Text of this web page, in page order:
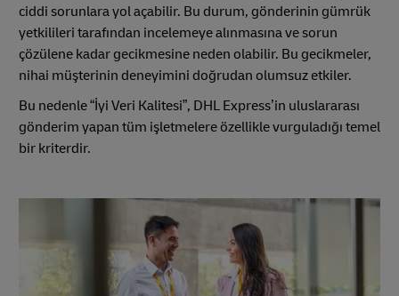
ciddi sorunlara yol açabilir. Bu durum, gönderinin gümrük
yetkilileri tarafından incelemeye alınmasına ve sorun
çözülene kadar gecikmesine neden olabilir. Bu gecikmeler,
nihai müşterinin deneyimini doğrudan olumsuz etkiler.
Bu nedenle “İyi Veri Kalitesi”, DHL Express’in uluslararası
gönderim yapan tüm işletmelere özellikle vurguladığı temel
bir kriterdir.